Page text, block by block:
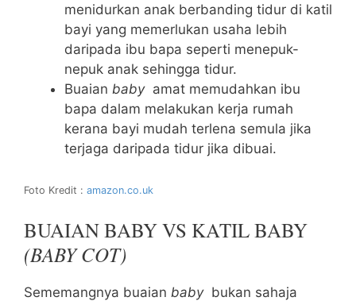
menidurkan anak berbanding tidur di katil
bayi yang memerlukan usaha lebih
daripada ibu bapa seperti menepuk-
nepuk anak sehingga tidur.
Buaian baby amat memudahkan ibu
bapa dalam melakukan kerja rumah
kerana bayi mudah terlena semula jika
terjaga daripada tidur jika dibuai.
Foto Kredit : amazon.co.uk
BUAIAN BABY VS KATIL BABY
(BABY COT)
Sememangnya buaian baby bukan sahaja